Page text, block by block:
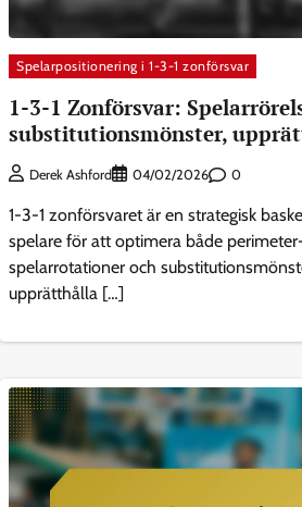
Spelarpositionering i 1-3-1 zonförsvar
1-3-1 Zonförsvar:
substitutionsmönster,
Derek Ashford 04/02/2026 0
1-3-1 zonförsvaret är en strategisk
spelare för att optimera både
spelarrotationer och
upprätthålla […]